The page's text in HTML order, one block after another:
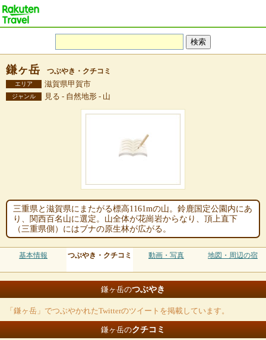
鎌ヶ岳 つぶやき・クチコミ
エリア 滋賀県甲賀市
ジャンル 見る - 自然地形 - 山
三重県と滋賀県にまたがる標高1161mの山。鈴鹿国定公園内にあ
り、関西百名山に選定。山全体が花崗岩からなり、頂上直下
（三重県側）にはブナの原生林が広がる。
基本情報 つぶやき・クチコミ 動画・写真 地図・周辺の宿
鎌ヶ岳のつぶやき
「鎌ヶ岳」でつぶやかれたTwitterのツイートを掲載しています。
鎌ヶ岳のクチコミ